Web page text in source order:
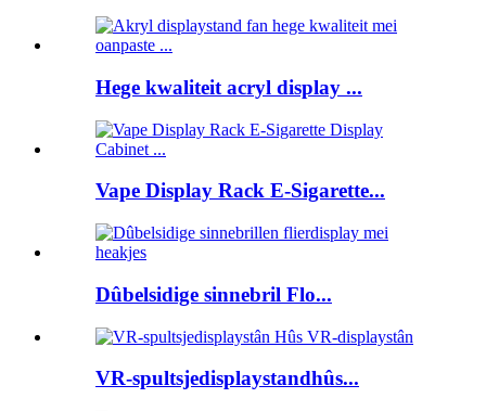
Hege kwaliteit acryl display ...
Vape Display Rack E-Sigarette...
Dûbelsidige sinnebril Flo...
VR-spultsjedisplaystandhûs...